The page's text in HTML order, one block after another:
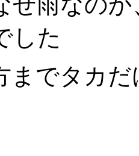
した
までタカ